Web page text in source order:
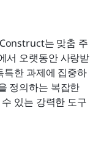
는 맞춤 주
서 오랫동안 사랑받
특한 과제에 집중하
정의하는 복잡한
있는 강력한 도구